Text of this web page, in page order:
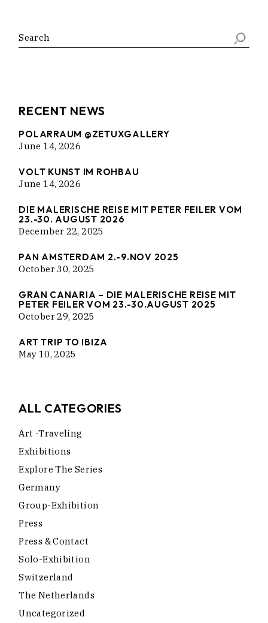
Search
RECENT NEWS
POLARRAUM @ZETUXGALLERY
June 14, 2026
VOLT KUNST IM ROHBAU
June 14, 2026
DIE MALERISCHE REISE MIT PETER FEILER VOM
23.-30. AUGUST 2026
December 22, 2025
PAN AMSTERDAM 2.-9.NOV 2025
October 30, 2025
GRAN CANARIA – DIE MALERISCHE REISE MIT
PETER FEILER VOM 23.-30.AUGUST 2025
October 29, 2025
ART TRIP TO IBIZA
May 10, 2025
ALL CATEGORIES
Art -traveling
Exhibitions
Explore The Series
Germany
Group-Exhibition
Press
Press & Contact
Solo-Exhibition
Switzerland
The Netherlands
Uncategorized